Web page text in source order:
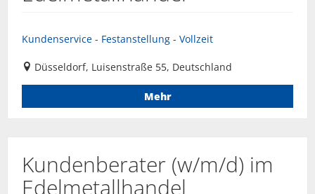
Kundenservice - Festanstellung - Vollzeit
Düsseldorf, Luisenstraße 55, Deutschland
Mehr
Kundenberater (w/m/d) im
Edelmetallhandel